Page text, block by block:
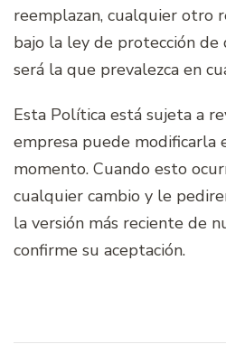
reemplazan, cualquier otro
bajo la ley de protección de
será la que prevalezca en
Esta Política está sujeta a
empresa puede modificarla
momento. Cuando esto
cualquier cambio y le
la versión más reciente de
confirme su aceptación.